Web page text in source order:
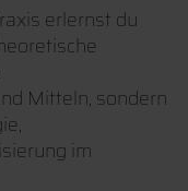
erlernst du
Mitteln, sondern
im